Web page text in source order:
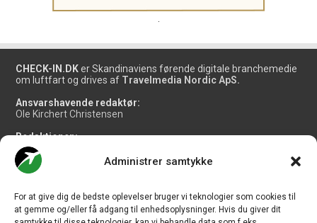
Administrer samtykke
For at give dig de bedste oplevelser bruger vi teknologier som cookies til
at gemme og/eller få adgang til enhedsoplysninger. Hvis du giver dit
CHECK-IN.DK er Skandinaviens førende digitale branchemedie
om luftfart og drives af Travelmedia Nordic ApS.
Ansvarshavende redaktør:
Ole Kirchert Christensen
Redaktionen:
Christian Granhøj Skouboe
Henrik Baumgarten
Danny Longhi Andreasen
Salg og jobannoncer:
salg@travelmedianordic.com